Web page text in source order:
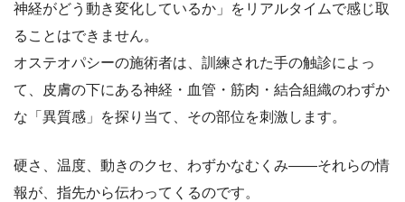
神経がどう動き変化しているか」をリアルタイムで感じ取
ることはできません。
オステオパシーの施術者は、訓練された手の触診によっ
て、皮膚の下にある神経・血管・筋肉・結合組織のわずか
な「異質感」を探り当て、その部位を刺激します。
硬さ、温度、動きのクセ、わずかなむくみ——それらの情
報が、指先から伝わってくるのです。